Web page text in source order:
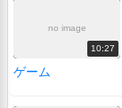
no image
10:27
ゲーム